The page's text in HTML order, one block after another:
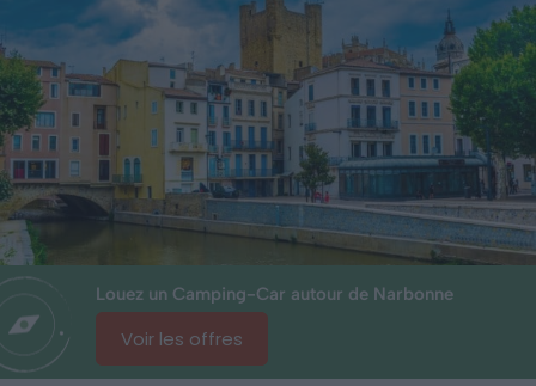
Louez un Camping-Car autour de Narbonne
Voir les offres